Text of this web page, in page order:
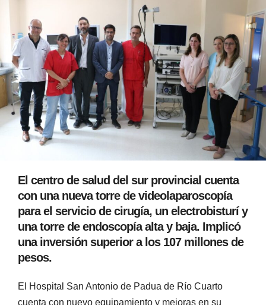
El centro de salud del sur provincial cuenta
con una nueva torre de videolaparoscopía
para el servicio de cirugía, un electrobisturí y
una torre de endoscopía alta y baja. Implicó
una inversión superior a los 107 millones de
pesos.
El Hospital San Antonio de Padua de Río Cuarto
cuenta con nuevo equipamiento y mejoras en su